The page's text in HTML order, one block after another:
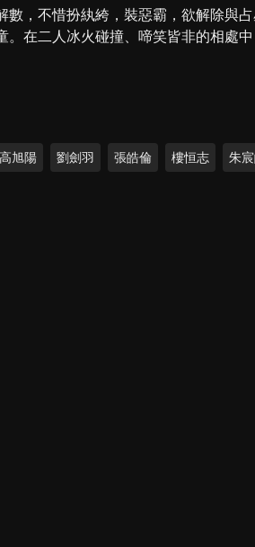
，不惜扮紈絝，裝惡霸，欲解除與
。在二人冰火碰撞、啼笑皆非的相處
高旭陽 劉劍羽 張皓倫 樓恒志 朱